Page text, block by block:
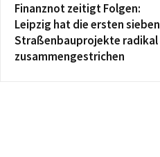
Finanznot zeitigt Folgen:
Leipzig hat die ersten sieben
Straßenbauprojekte radikal
zusammengestrichen